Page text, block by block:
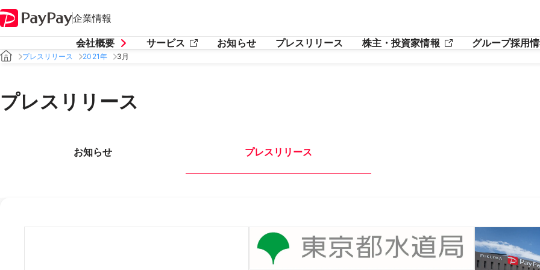
企業情報
会社概要 サービス お知らせ プレスリリース 株主・投資家情報 グループ採用
プレスリリース 2021年 3月
プレスリリース
お知らせ プレスリリース